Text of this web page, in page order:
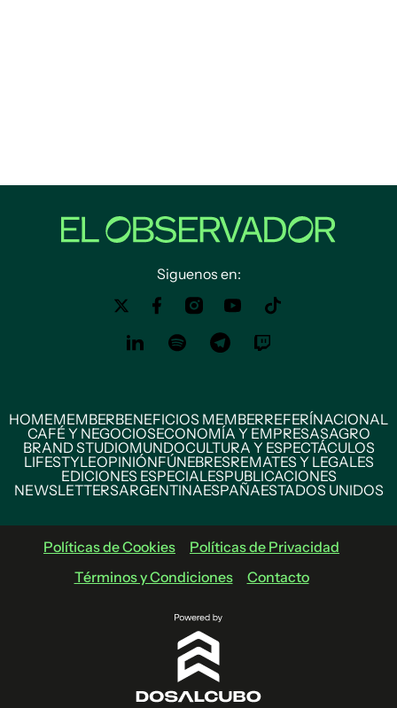
Siguenos en:
HOMEMEMBERBENEFICIOS MEMBERREFERÍNACIONAL
CAFÉ Y NEGOCIOSECONOMÍA Y EMPRESASAGRO
BRAND STUDIOMUNDOCULTURA Y ESPECTÁCULOS
LIFESTYLEOPINIÓNFÚNEBRESREMATES Y LEGALES
EDICIONES ESPECIALESPUBLICACIONES
NEWSLETTERSARGENTINAESPAÑAESTADOS UNIDOS
Políticas de Cookies
Políticas de Privacidad
Términos y Condiciones
Contacto